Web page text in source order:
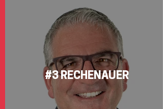
#3 RECHENAUER